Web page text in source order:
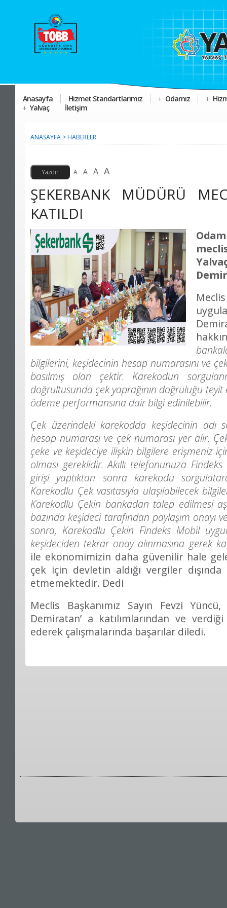
Anasayfa Hizmet Standartlarımız Odamız
Yalvaç
İletişim
ANASAYFA >HABERLER
A A A A
ŞEKERBANK MÜDÜRÜ
KATILDI
bilgilerini, keşidecinin hesap numarasını ve
basılmış olan çektir. Karekodun
doğrultusunda çek yaprağının doğruluğu
ödeme performansına dair bilgi edinilebilir.
Çek üzerindeki karekodda keşidecinin adı
hesap numarası ve çek numarası yer alır.
çeke ve keşideciye ilişkin bilgilere erişmeniz
olması gereklidir. Akıllı telefonunuza
girişi yaptıktan sonra karekodu
Karekodlu Çek vasıtasıyla ulaşılabilecek
Karekodlu Çekin bankadan talep edilmesi
bazında keşideci tarafından paylaşım onayı
sonra, Karekodlu Çekin Findeks Mobil
keşideciden tekrar onay alınmasına gerek
ile ekonomimizin daha güvenilir hale
çek için devletin aldığı vergiler
etmemektedir. Dedi
Meclis Başkanımız Sayın Fevzi
Demiratan’ a katılımlarından ve
ederek çalışmalarında başarılar diledi.